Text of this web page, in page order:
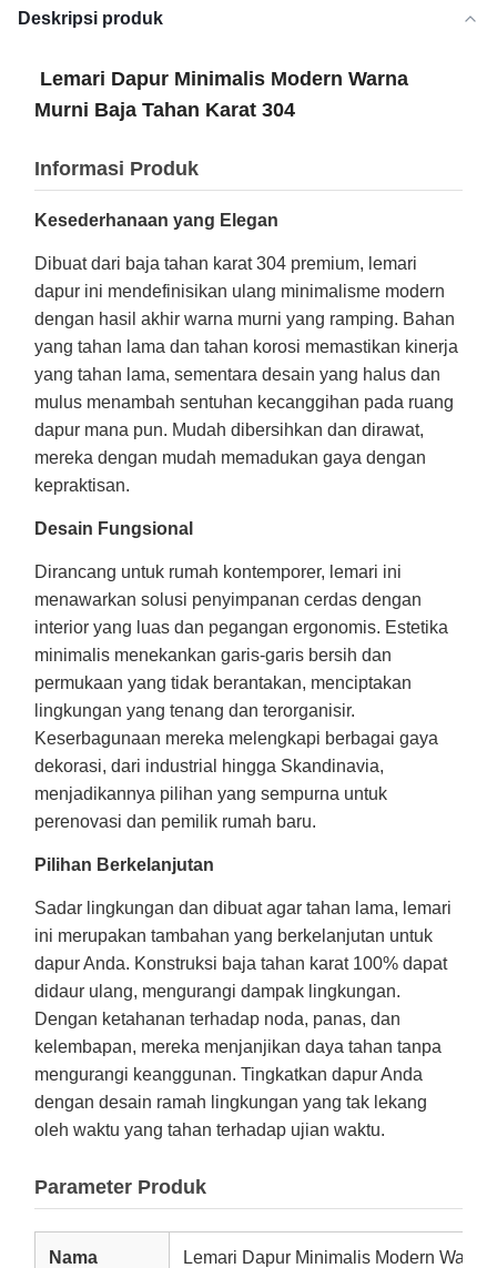
Deskripsi produk
Lemari Dapur Minimalis Modern Warna
Murni Baja Tahan Karat 304
Informasi Produk
Kesederhanaan yang Elegan
Dibuat dari baja tahan karat 304 premium, lemari
dapur ini mendefinisikan ulang minimalisme modern
dengan hasil akhir warna murni yang ramping. Bahan
yang tahan lama dan tahan korosi memastikan kinerja
yang tahan lama, sementara desain yang halus dan
mulus menambah sentuhan kecanggihan pada ruang
dapur mana pun. Mudah dibersihkan dan dirawat,
mereka dengan mudah memadukan gaya dengan
kepraktisan.
Desain Fungsional
Dirancang untuk rumah kontemporer, lemari ini
menawarkan solusi penyimpanan cerdas dengan
interior yang luas dan pegangan ergonomis. Estetika
minimalis menekankan garis-garis bersih dan
permukaan yang tidak berantakan, menciptakan
lingkungan yang tenang dan terorganisir.
Keserbagunaan mereka melengkapi berbagai gaya
dekorasi, dari industrial hingga Skandinavia,
menjadikannya pilihan yang sempurna untuk
perenovasi dan pemilik rumah baru.
Pilihan Berkelanjutan
Sadar lingkungan dan dibuat agar tahan lama, lemari
ini merupakan tambahan yang berkelanjutan untuk
dapur Anda. Konstruksi baja tahan karat 100% dapat
didaur ulang, mengurangi dampak lingkungan.
Dengan ketahanan terhadap noda, panas, dan
kelembapan, mereka menjanjikan daya tahan tanpa
mengurangi keanggunan. Tingkatkan dapur Anda
dengan desain ramah lingkungan yang tak lekang
oleh waktu yang tahan terhadap ujian waktu.
Parameter Produk
Nama Lemari Dapur Minimalis Modern